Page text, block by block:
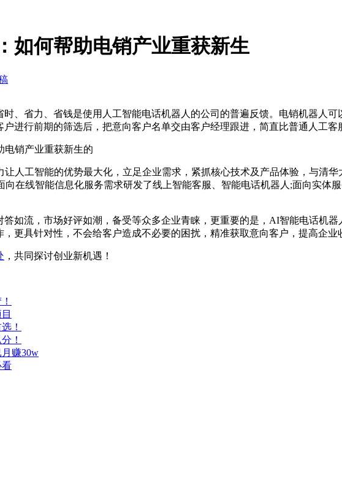
如何帮助电销产业重获新生
、省力、省钱是使用人工智能电话机器人的公司的普遍反馈。电销机器人
进行前期的筛选后，把意向客户名单交由客户经理跟进，简直比普通人工
电销产业重获新生的
人工智能的优势最大化，立足企业需求，紧抓核心技术及产品体验，与清
在线智能信息化服务需求研发了线上智能客服、智能电话机器人;面向实体
如流，市场好评如潮，备受等众多企业青睐，更重要的是，AI智能电话机
更具针对性，不会给客户造成不必要的困扰，精准获取意向客户，提高企业
，共同探讨创业新机遇！
！
！
赚30w
看